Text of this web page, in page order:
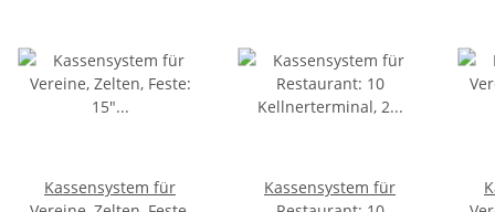
Kassensystem für
Kassensystem für